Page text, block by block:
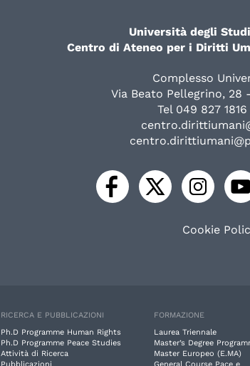
Università degli
Centro di Ateneo per i Diritti
Complesso
Via Beato Pellegrino, 28
Tel 049 827 1816
Cookie
RICERCA E PUBBLICAZIONI
Ph.D Programme Human Rights
Ph.D Programme Peace Studies
Attività di Ricerca
FORMAZIONE
Laurea Triennale
Master’s Degree
Master Europeo (E.MA)